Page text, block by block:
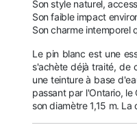
Son style naturel,
Son faible impact
Son charme intemporel
Le pin blanc est une
s'achète déjà traité, de
une teinture à base
passant par l'Ontario,
son diamètre 1,15 m.